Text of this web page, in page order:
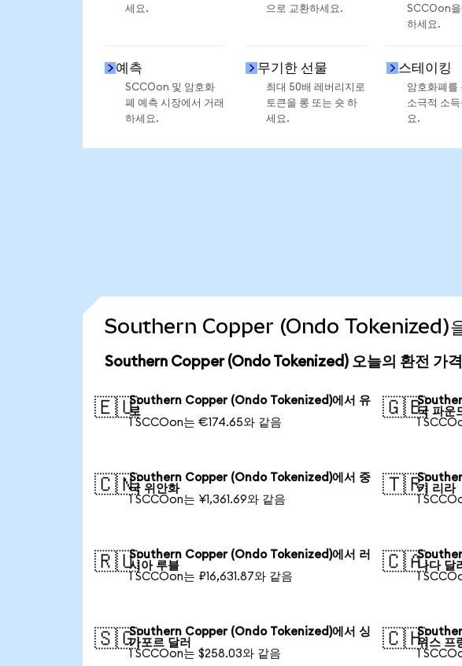
세요.
으로 교환하세요.
SCCOon을
하세요.
예측
SCCOon 및 암호화
폐 예측 시장에서 거래
하세요.
무기한 선물
최대 50배 레버리지로
토큰을 롱 또는 숏 하
세요.
스테이킹
암호화폐를
소극적 소
요.
Southern Copper (Ondo Tokenized)을
Southern Copper (Ondo Tokenized) 오늘의 환전 가격
🇪🇺Southern Copper (Ondo Tokenized)에서 유
로
1 SCCOon는 €174.65와 같음
🇬🇧국 파운
1
🇨🇳Southern Copper (Ondo Tokenized)에서 중
국 위안화
1 SCCOon는 ¥1,361.69와 같음
🇹🇷키 리라
1
🇷🇺Southern Copper (Ondo Tokenized)에서 러
시아 루블
1 SCCOon는 ₽16,631.87와 같음
🇨🇦나다 달
1
🇸🇬Southern Copper (Ondo Tokenized)에서 싱
가포르 달러
1 SCCOon는 $258.03와 같음
🇨🇭위스 프
1